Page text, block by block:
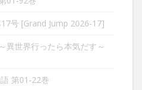
号 [Grand Jump 2026-17]
異世界行ったら本気だす～
第01-22巻